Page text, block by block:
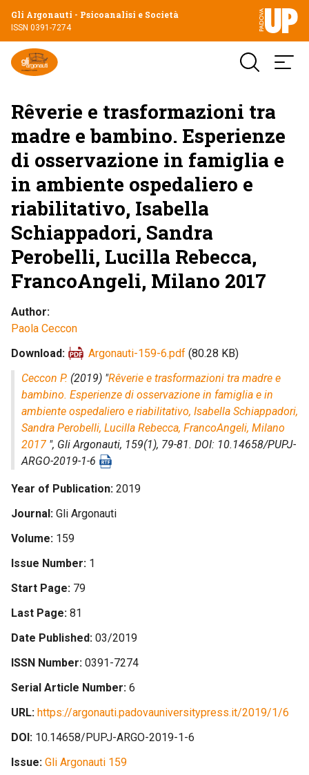
Gli Argonauti - Psicoanalisi e Società
ISSN 0391-7274
Rêverie e trasformazioni tra
madre e bambino. Esperienze
di osservazione in famiglia e
in ambiente ospedaliero e
riabilitativo, Isabella
Schiappadori, Sandra
Perobelli, Lucilla Rebecca,
FrancoAngeli, Milano 2017
Author
Paola Ceccon
Download
Argonauti-159-6.pdf (80.28 KB)
Ceccon P. (2019) "Rêverie e trasformazioni tra madre e
bambino. Esperienze di osservazione in famiglia e in
ambiente ospedaliero e riabilitativo, Isabella Schiappadori,
Sandra Perobelli, Lucilla Rebecca, FrancoAngeli, Milano
2017 ", Gli Argonauti, 159(1), 79-81. DOI: 10.14658/PUPJ-
ARGO-2019-1-6
Year of Publication 2019
Journal Gli Argonauti
Volume 159
Issue Number 1
Start Page 79
Last Page 81
Date Published 03/2019
ISSN Number 0391-7274
Serial Article Number 6
URL https://argonauti.padovauniversitypress.it/2019/1/6
DOI 10.14658/PUPJ-ARGO-2019-1-6
Issue Gli Argonauti 159